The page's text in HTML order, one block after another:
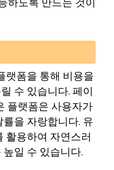
랫폼을 통해 비용을
수 있습니다. 페이
플랫폼은 사용자가
을 자랑합니다. 유
활용하여 자연스러
일 수 있습니다.